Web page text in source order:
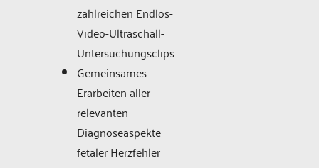
zahlreichen Endlos-
Video-Ultraschall-
Untersuchungsclips
Gemeinsames
Erarbeiten aller
relevanten
Diagnoseaspekte
fetaler Herzfehler